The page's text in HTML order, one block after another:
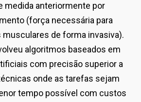
medida anteriormente por
(força necessária para
musculares de forma invasiva).
algoritmos baseados em
com precisão superior a
onde as tarefas sejam
tempo possível com custos